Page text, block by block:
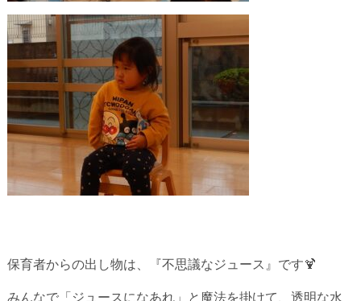
保育者からの出し物は、『不思議なジュース』です🍹
みんなで「ジュースになあれ」と魔法を掛けて、透明な水